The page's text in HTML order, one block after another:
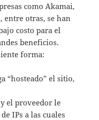
como Akamai,
entre otras, se han
costo para el
beneficios.
forma:
“hosteado” el sitio,
el proveedor le
IPs a las cuales